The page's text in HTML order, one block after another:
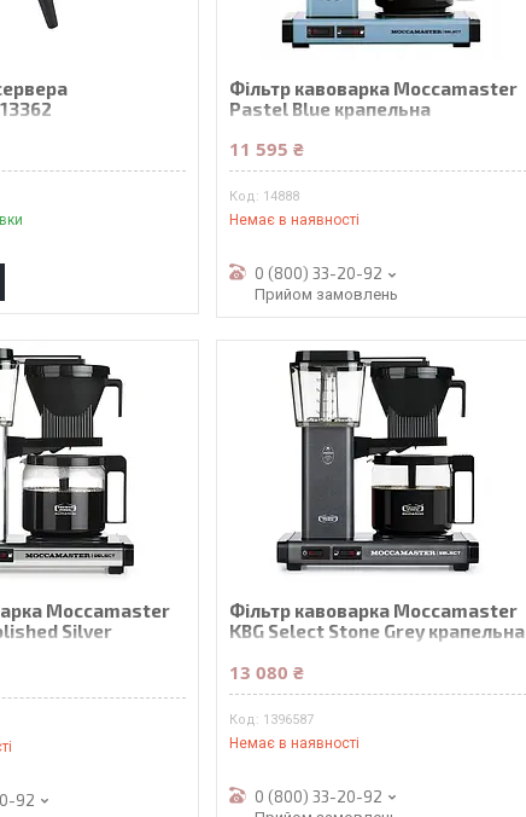
Фільтр кавоварка Moccamaster
Pastel Blue крапельна
11 595 ₴
14888
Немає в наявності
0 (800) 33-20-92
Прийом замовлень
Moccamaster
Silver
92
Фільтр кавоварка Moccamaster
KBG Select Stone Grey крапельна
13 080 ₴
1396587
Немає в наявності
0 (800) 33-20-92